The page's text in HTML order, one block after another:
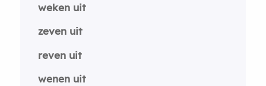
weken uit
zeven uit
reven uit
wenen uit